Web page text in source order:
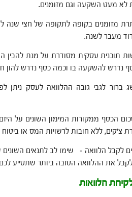
מעט השקעה וגם מזומנים.
מזומנים בקופה לתקופה של חצי שנה
מעבר לשנה.
תוכנית עסקית מסודרת על מנת להבין
כסף נדרש להשקעה בו וכמה כסף נדרש
ברור לגבי גובה ההלוואה לעסק ניתן
הכסף ממקורות המימון השונים על היזם
צ'קים, ללא חובות לרשויות המס או ביטוח
לקבל הלוואה – שימו לב לתנאים
לקבל את ההלוואה הטובה ביותר שתסייע
הלוואות